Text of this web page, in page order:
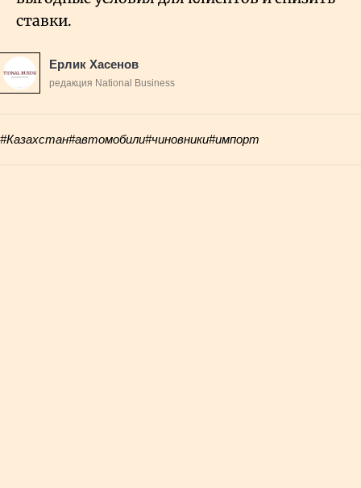
ставки.
Ерлик Хасенов
редакция National Business
#Казахстан#автомобили#чиновники#импорт